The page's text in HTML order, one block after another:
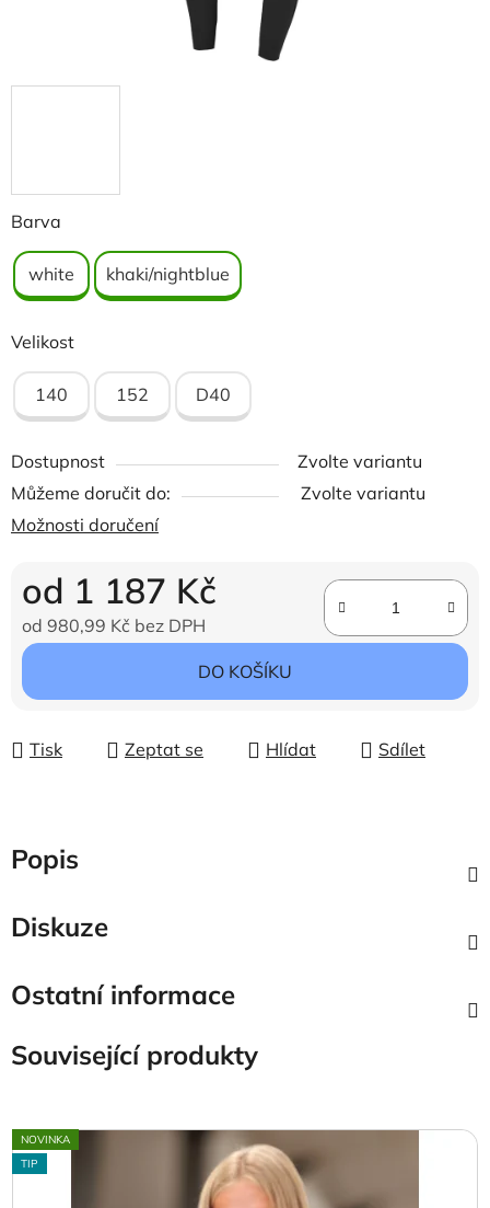
Barva
white khaki/nightblue
Velikost
140 152 D40
Dostupnost
Zvolte variantu
Můžeme doručit do:
Zvolte variantu
Možnosti doručení
od 1 187 Kč
od 980,99 Kč bez DPH
Měrná cena:
DO KOŠÍKU
Tisk Zeptat se Hlídat Sdílet
Popis
Diskuze
Ostatní informace
Související produkty
NOVINKA
TIP